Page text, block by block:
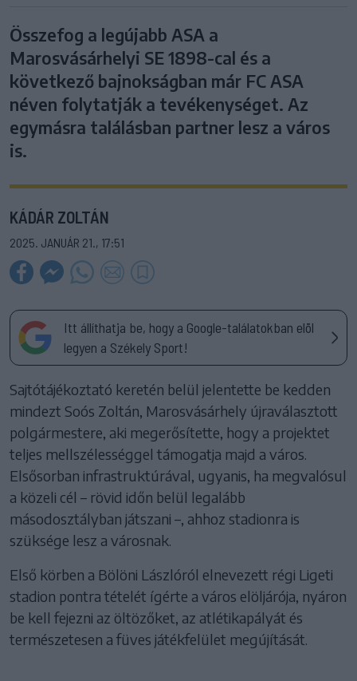
Összefog a legújabb ASA a
Marosvásárhelyi SE 1898-cal és a
következő bajnokságban már FC ASA
néven folytatják a tevékenységet. Az
egymásra találásban partner lesz a város
is.
KÁDÁR ZOLTÁN
2025. JANUÁR 21., 17:51
Itt állíthatja be, hogy a Google-találatokban elöl
legyen a Székely Sport!
Sajtótájékoztató keretén belül jelentette be kedden
mindezt Soós Zoltán, Marosvásárhely újraválasztott
polgármestere, aki megerősítette, hogy a projektet
teljes mellszélességgel támogatja majd a város.
Elsősorban infrastruktúrával, ugyanis, ha megvalósul
a közeli cél – rövid időn belül legalább
másodosztályban játszani –, ahhoz stadionra is
szüksége lesz a városnak.
Első körben a Bölöni Lászlóról elnevezett régi Ligeti
stadion pontra tételét ígérte a város elöljárója, nyáron
be kell fejezni az öltözőket, az atlétikapályát és
természetesen a füves játékfelület megújítását.